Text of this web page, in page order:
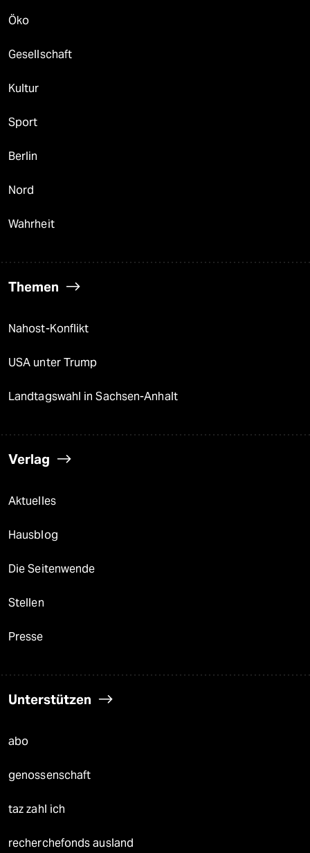
Öko
Gesellschaft
Kultur
Sport
Berlin
Nord
Wahrheit
Themen
Nahost-Konflikt
USA unter Trump
Landtagswahl in Sachsen-Anhalt
Verlag
Aktuelles
Hausblog
Die Seitenwende
Stellen
Presse
Unterstützen
abo
genossenschaft
taz zahl ich
recherchefonds ausland